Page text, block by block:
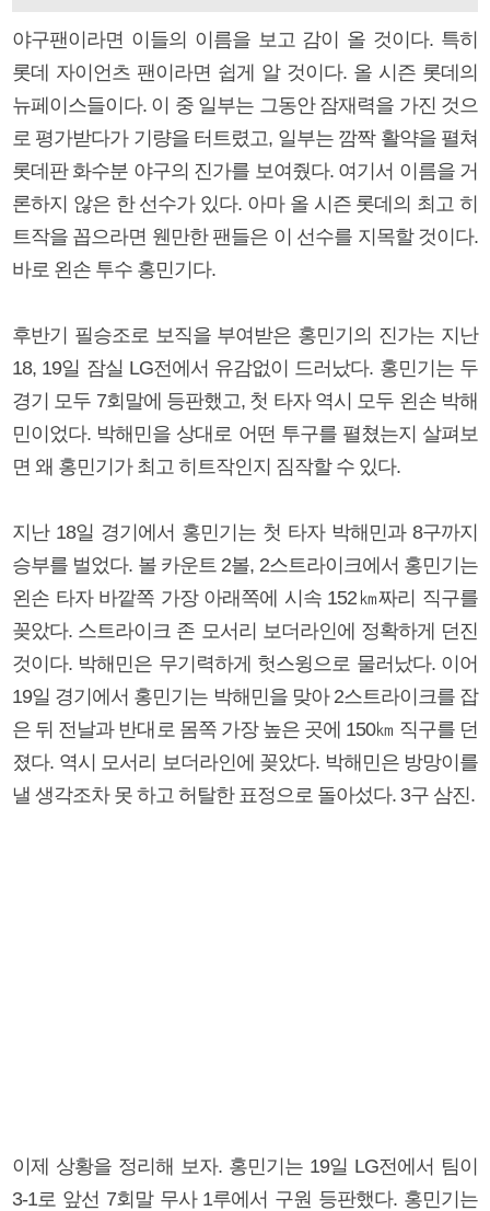
야구팬이라면 이들의 이름을 보고 감이 올 것이다. 특히
롯데 자이언츠 팬이라면 쉽게 알 것이다. 올 시즌 롯데의
뉴페이스들이다. 이 중 일부는 그동안 잠재력을 가진 것으
로 평가받다가 기량을 터트렸고, 일부는 깜짝 활약을 펼쳐
롯데판 화수분 야구의 진가를 보여줬다. 여기서 이름을 거
론하지 않은 한 선수가 있다. 아마 올 시즌 롯데의 최고 히
트작을 꼽으라면 웬만한 팬들은 이 선수를 지목할 것이다.
바로 왼손 투수 홍민기다.
후반기 필승조로 보직을 부여받은 홍민기의 진가는 지난
18, 19일 잠실 LG전에서 유감없이 드러났다. 홍민기는 두
경기 모두 7회말에 등판했고, 첫 타자 역시 모두 왼손 박해
민이었다. 박해민을 상대로 어떤 투구를 펼쳤는지 살펴보
면 왜 홍민기가 최고 히트작인지 짐작할 수 있다.
지난 18일 경기에서 홍민기는 첫 타자 박해민과 8구까지
승부를 벌었다. 볼 카운트 2볼, 2스트라이크에서 홍민기는
왼손 타자 바깥쪽 가장 아래쪽에 시속 152㎞짜리 직구를
꽂았다. 스트라이크 존 모서리 보더라인에 정확하게 던진
것이다. 박해민은 무기력하게 헛스윙으로 물러났다. 이어
19일 경기에서 홍민기는 박해민을 맞아 2스트라이크를 잡
은 뒤 전날과 반대로 몸쪽 가장 높은 곳에 150㎞ 직구를 던
졌다. 역시 모서리 보더라인에 꽂았다. 박해민은 방망이를
낼 생각조차 못 하고 허탈한 표정으로 돌아섰다. 3구 삼진.
이제 상황을 정리해 보자. 홍민기는 19일 LG전에서 팀이
3-1로 앞선 7회말 무사 1루에서 구원 등판했다. 홍민기는